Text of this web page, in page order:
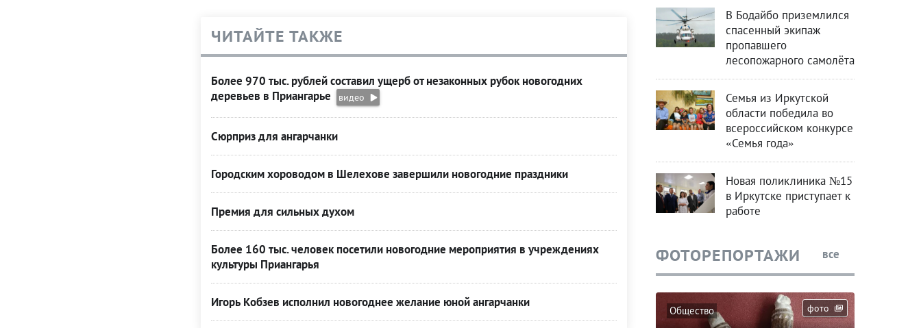
ЧИТАЙТЕ ТАКЖЕ
Более 970 тыс. рублей составил ущерб от незаконных рубок новогодних
деревьев в Приангарье
видео
Сюрприз для ангарчанки
Городским хороводом в Шелехове завершили новогодние праздники
Премия для сильных духом
Более 160 тыс. человек посетили новогодние мероприятия в учреждениях
культуры Приангарья
Игорь Кобзев исполнил новогоднее желание юной ангарчанки
В Бодайбо приземлился
спасенный экипаж
пропавшего
лесопожарного самолёта
Семья из Иркутской
области победила во
всероссийском конкурсе
«Семья года»
Новая поликлиника №15
в Иркутске приступает к
работе
ФОТОРЕПОРТАЖИ все
фото
Общество